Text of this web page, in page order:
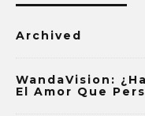
Archived
WandaVision:
El Amor Que